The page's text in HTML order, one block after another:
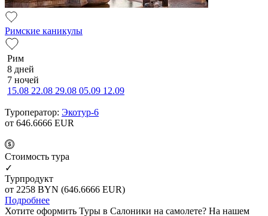
Римские каникулы
Рим
8 дней
7 ночей
15.08 22.08 29.08 05.09 12.09
Туроператор: Экотур-6
от 646.6666 EUR
Cтоимость тура
✓
Турпродукт
от 2258 BYN (646.6666 EUR)
Подробнее
Хотите оформить Туры в Салоники на самолете? На нашем